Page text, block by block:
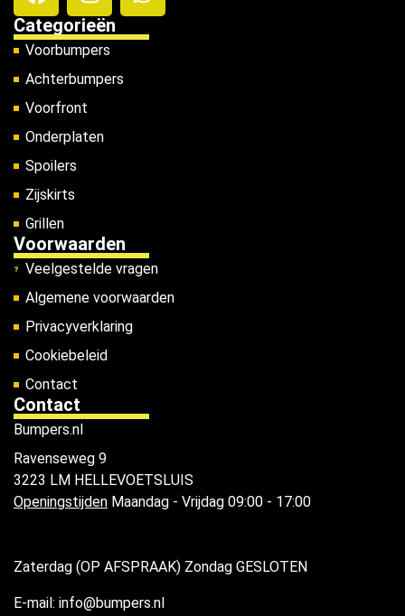
Categorieën
Voorbumpers
Achterbumpers
Voorfront
Onderplaten
Spoilers
Zijskirts
Grillen
Voorwaarden
Veelgestelde vragen
Algemene voorwaarden
Privacyverklaring
Cookiebeleid
Contact
Contact
Bumpers.nl
Ravenseweg 9
3223 LM HELLEVOETSLUIS
Openingstijden Maandag - Vrijdag 09:00 - 17:00
Zaterdag (OP AFSPRAAK) Zondag GESLOTEN
E-mail: info@bumpers.nl